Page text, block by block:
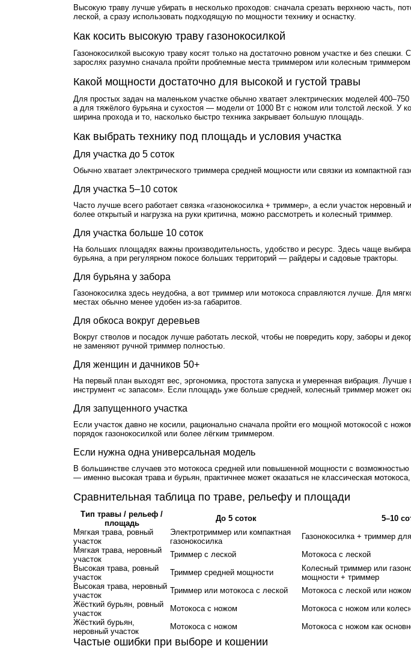
Высокую траву лучше убирать в несколько проходов: сначала срезать верхнюю часть,
леской, а сразу использовать подходящую по мощности технику и оснастку.
Как косить высокую траву газонокосилкой
Газонокосилкой высокую траву косят только на достаточно ровном участке и без
зарослях разумно сначала пройти проблемные места триммером или колесным
Какой мощности достаточно для высокой и густой травы
Для простых задач на маленьком участке обычно хватает электрических моделей
а для тяжёлого бурьяна и сухостоя — модели от 1000 Вт с ножом или толстой леской.
ширина прохода и то, насколько быстро техника закрывает большую площадь.
Как выбрать технику под площадь и условия участка
Для участка до 5 соток
Обычно хватает электрического триммера средней мощности или связки из компактной
Для участка 5–10 соток
Часто лучше всего работает связка «газонокосилка + триммер», а если участок
более открытый и нагрузка на руки критична, можно рассмотреть и колесный триммер.
Для участка больше 10 соток
На больших площадях важны производительность, удобство и ресурс. Здесь чаще
бурьяна, а при регулярном покосе больших территорий — райдеры и садовые тракторы.
Для бурьяна у забора
Газонокосилка здесь неудобна, а вот триммер или мотокоса справляются лучше. Для
местах обычно менее удобен из-за габаритов.
Для обкоса вокруг деревьев
Вокруг стволов и посадок лучше работать леской, чтобы не повредить кору, заборы и
не заменяют ручной триммер полностью.
Для женщин и дачников 50+
На первый план выходят вес, эргономика, простота запуска и умеренная вибрация.
инструмент «с запасом». Если площадь уже больше средней, колесный триммер может
Для запущенного участка
Если участок давно не косили, рационально сначала пройти его мощной мотокосой с
порядок газонокосилкой или более лёгким триммером.
Если нужна одна универсальная модель
В большинстве случаев это мотокоса средней или повышенной мощности с
— именно высокая трава и бурьян, практичнее может оказаться не классическая
Сравнительная таблица по траве, рельефу и площади
Тип травы / рельеф /
площадь
До 5 соток 5–10
Мягкая трава, ровный
участок
Электротриммер или компактная
газонокосилка
Газонокосилка + триммер
Мягкая трава, неровный
участок
Триммер с леской Мотокоса с леской
Высокая трава, ровный
участок
Триммер средней мощности
Колесный триммер или
мощности + триммер
Высокая трава, неровный
участок
Триммер или мотокоса с леской Мотокоса с леской или ножом
Жёсткий бурьян, ровный
участок
Мотокоса с ножом Мотокоса с ножом или
Жёсткий бурьян,
неровный участок
Мотокоса с ножом Мотокоса с ножом как
Частые ошибки при выборе и кошении